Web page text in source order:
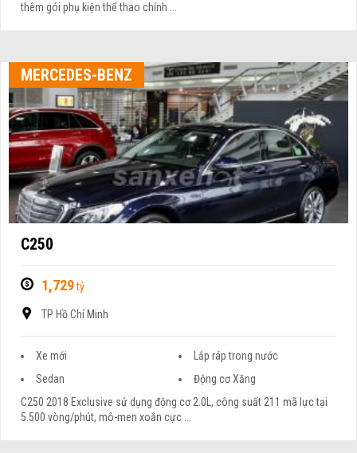
thêm gói phụ kiện thể thao chính ...
MERCEDES-BENZ
C250
1,729tỷ
TP Hồ Chí Minh
Xe mới
Lắp ráp trong nước
Sedan
Động cơ Xăng
C250 2018 Exclusive sử dụng động cơ 2.0L, công suất 211 mã lực tại
5.500 vòng/phút, mô-men xoắn cực ...